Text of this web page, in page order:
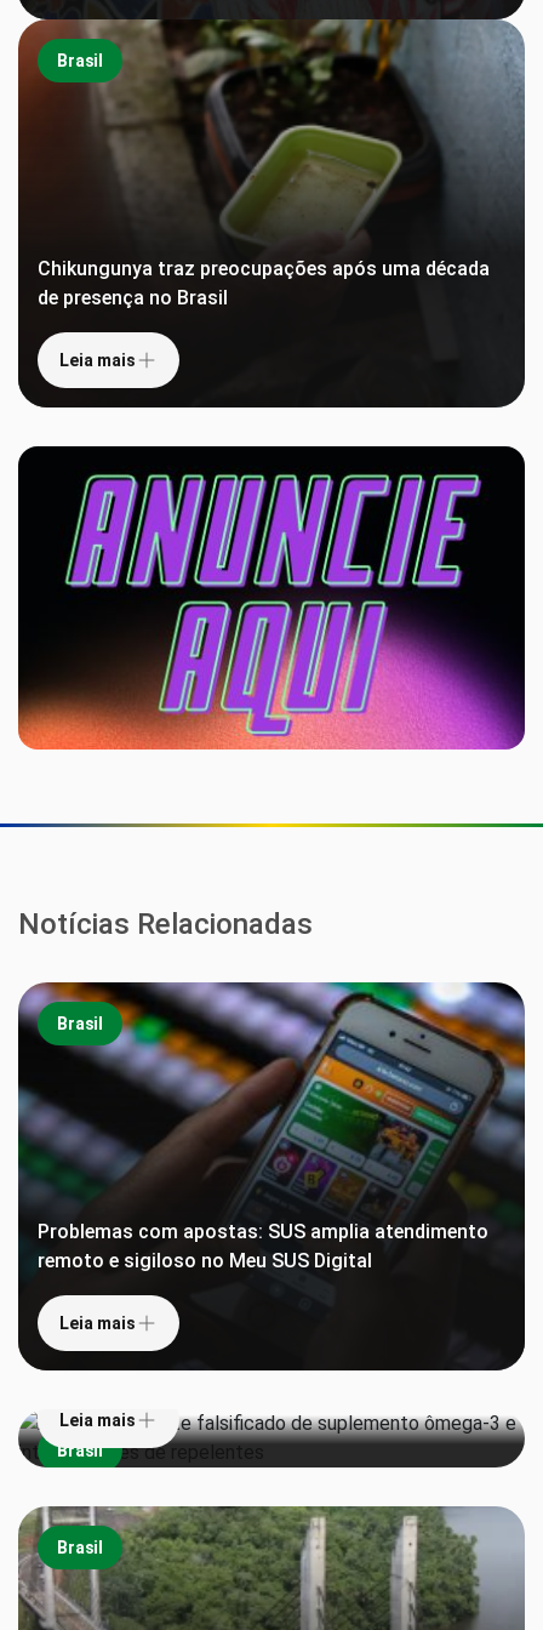
Brasil
Chikungunya traz preocupações após uma década
de presença no Brasil
Leia mais
Notícias Relacionadas
Brasil
Problemas com apostas: SUS amplia atendimento
remoto e sigiloso no Meu SUS Digital
Leia mais
Brasil
Anvisa proíbe lote falsificado de suplemento
ômega-3 e interdita lotes de repelentes
Leia mais
Brasil